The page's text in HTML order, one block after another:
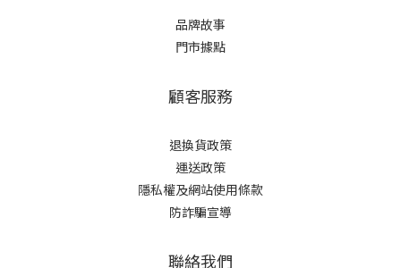
品牌故事
門市據點
顧客服務
退換貨政策
運送政策
隱私權及網站使用條款
防詐騙宣導
聯絡我們